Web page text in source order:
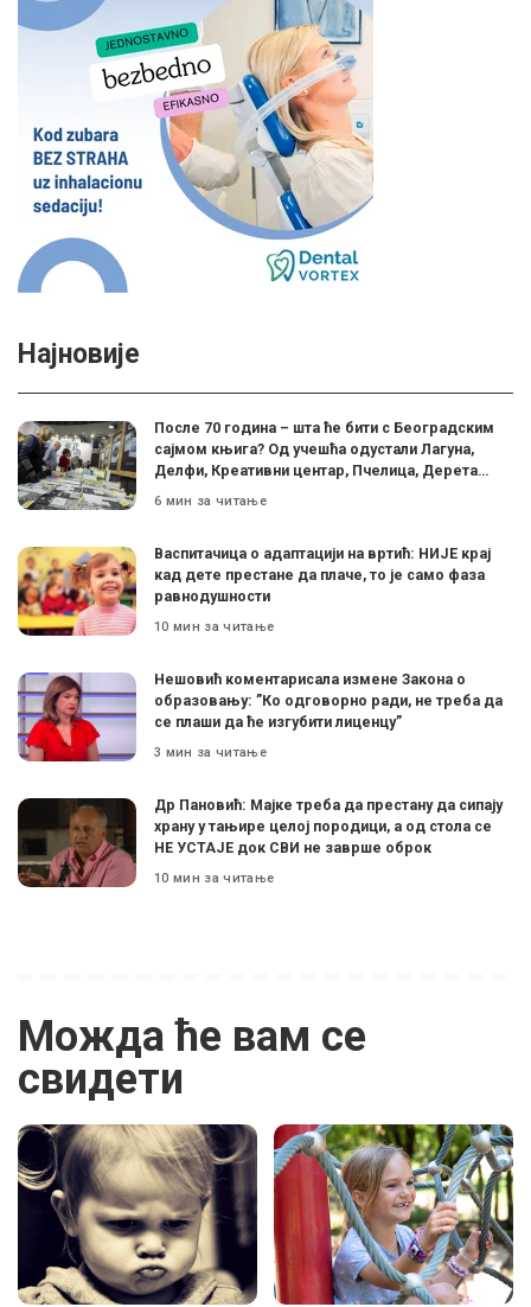
Најновије
После 70 година – шта ће бити с Београдским
сајмом књига? Од учешћа одустали Лагуна,
Делфи, Креативни центар, Пчелица, Дерета…
6 мин за читање
Васпитачица о адаптацији на вртић: НИЈЕ крај
кад дете престане да плаче, то је само фаза
равнодушности
10 мин за читање
Нешовић коментарисала измене Закона о
образовању: ”Ко одговорно ради, не треба да
се плаши да ће изгубити лиценцу”
3 мин за читање
Др Пановић: Мајке треба да престану да сипају
храну у тањире целој породици, а од стола се
НЕ УСТАЈЕ док СВИ не заврше оброк
10 мин за читање
Можда ће вам се
свидети